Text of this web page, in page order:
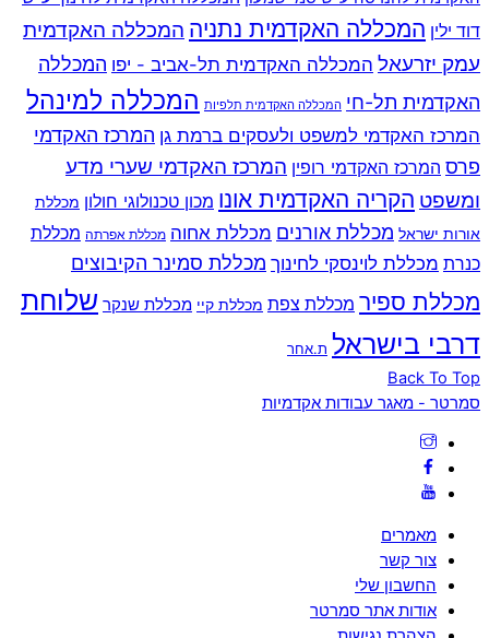
דוד ילין המכללה האקדמית נתניה המכללה האקדמית
עמק יזרעאל המכללה האקדמית תל-אביב - יפו המכללה
האקדמית תל-חי המכללה האקדמית תלפיות המכללה למינהל
המרכז האקדמי למשפט ולעסקים ברמת גן המרכז האקדמי
פרס המרכז האקדמי רופין המרכז האקדמי שערי מדע
ומשפט הקריה האקדמית אונו מכון טכנולוגי חולון מכללת
אורות ישראל מכללת אורנים מכללת אחוה מכללת אפרתה מכללת
כנרת מכללת לוינסקי לחינוך מכללת סמינר הקיבוצים
מכללת ספיר מכללת צפת מכללת קיי מכללת שנקר שלוחת
דרבי בישראל ת.אחר
Back To Top
סמרטר - מאגר עבודות אקדמיות
מאמרים
צור קשר
החשבון שלי
אודות אתר סמרטר